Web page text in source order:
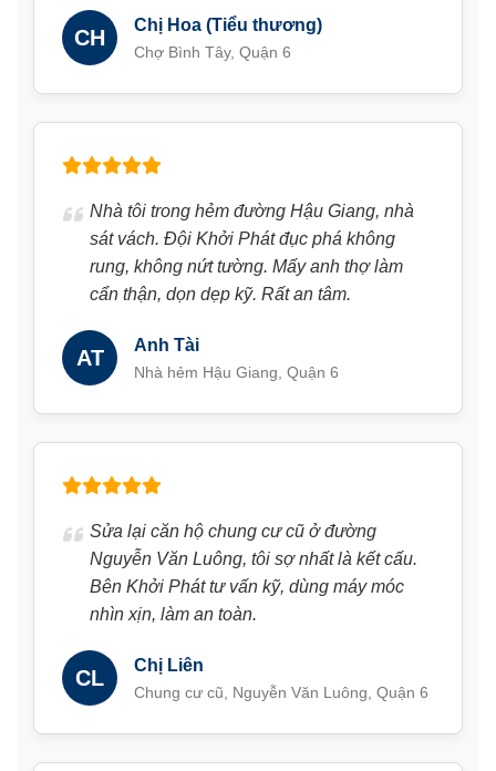
CH
Chị Hoa (Tiểu thương)
Chợ Bình Tây, Quận 6
Nhà tôi trong hẻm đường Hậu Giang, nhà
sát vách. Đội Khởi Phát đục phá không
rung, không nứt tường. Mấy anh thợ làm
cẩn thận, dọn dẹp kỹ. Rất an tâm.
AT
Anh Tài
Nhà hẻm Hậu Giang, Quận 6
Sửa lại căn hộ chung cư cũ ở đường
Nguyễn Văn Luông, tôi sợ nhất là kết cấu.
Bên Khởi Phát tư vấn kỹ, dùng máy móc
nhìn xịn, làm an toàn.
CL
Chị Liên
Chung cư cũ, Nguyễn Văn Luông, Quận 6